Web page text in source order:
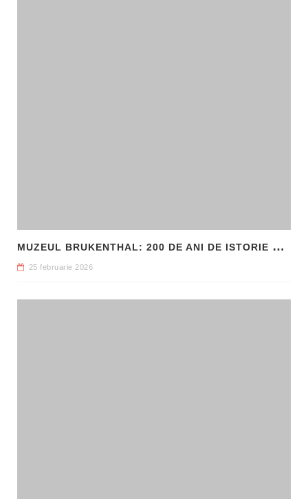
M
UZEUL BRUKENTHAL: 200 DE ANI DE ISTORIE ȘI ARTĂ ÎN INIMA SIBIULUI
25 februarie 2026